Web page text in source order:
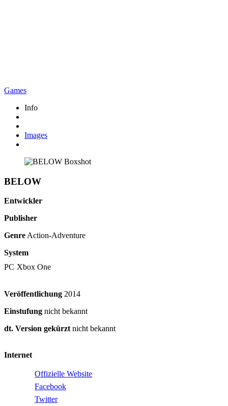
Games
Info
Images
BELOW
Entwickler
Publisher
GenreAction-Adventure
System
PC Xbox One
Veröffentlichung 2014
Einstufung nicht bekannt
dt. Version gekürztnicht bekannt
Internet
Offizielle Website
Facebook
Twitter